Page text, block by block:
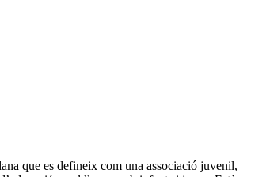
que es defineix com una associació juvenil,